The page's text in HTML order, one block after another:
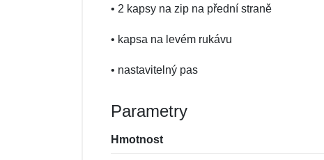
• 2 kapsy na zip na přední straně
• kapsa na levém rukávu
• nastavitelný pas
Parametry
Hmotnost